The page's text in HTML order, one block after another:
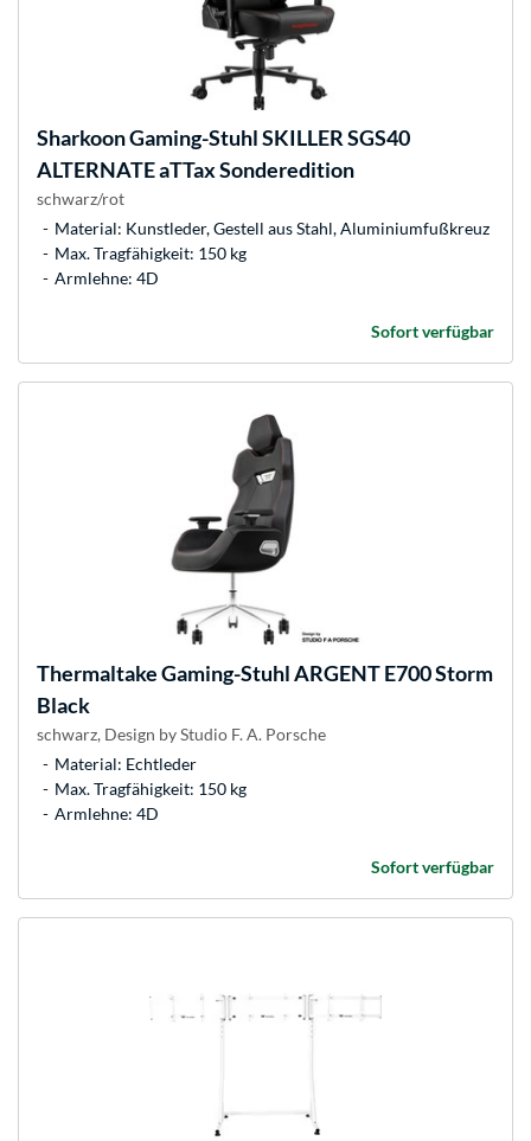
SharkoonGaming-Stuhl SKILLER SGS40
ALTERNATE aTTax Sonderedition
schwarz/rot
Material: Kunstleder, Gestell aus Stahl, Aluminiumfußkreuz
Max. Tragfähigkeit: 150 kg
Armlehne: 4D
Sofort verfügbar
ThermaltakeGaming-Stuhl ARGENT E700 Storm
Black
schwarz, Design by Studio F. A. Porsche
Material: Echtleder
Max. Tragfähigkeit: 150 kg
Armlehne: 4D
Sofort verfügbar